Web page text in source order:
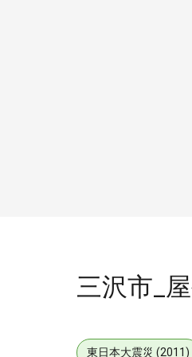
三沢市_
東日本大震災 (2011)